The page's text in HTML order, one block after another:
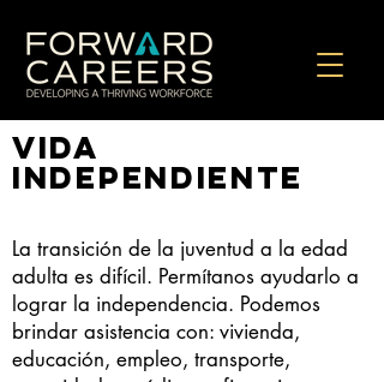
vida
independiente
La transición de la juventud a la edad
adulta es difícil. Permítanos ayudarlo a
lograr la independencia. Podemos
brindar asistencia con: vivienda,
educación, empleo, transporte,